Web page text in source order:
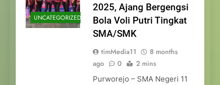
UNCATEGORIZED
2025, Ajang Bergengsi
Bola Voli Putri Tingkat
SMA/SMK
timMedia11
8 months
ago
0 2 mins
Purworejo – SMA Negeri 11